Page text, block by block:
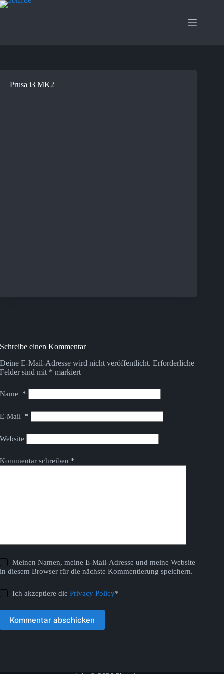
Zum
Prusa i3 MK2
Schreibe einen Kommentar
Deine E-Mail-Adresse wird nicht veröffentlicht. Erforderliche
Felder sind mit * markiert
Name *
E-Mail *
Website
Kommentar schreiben *
Meinen Namen, meine E-Mail-Adresse und meine Website
in diesem Browser für die nächste Kommentierung speichern.
Ich akzeptiere diePrivacy Policy*
Kommentar abschicken